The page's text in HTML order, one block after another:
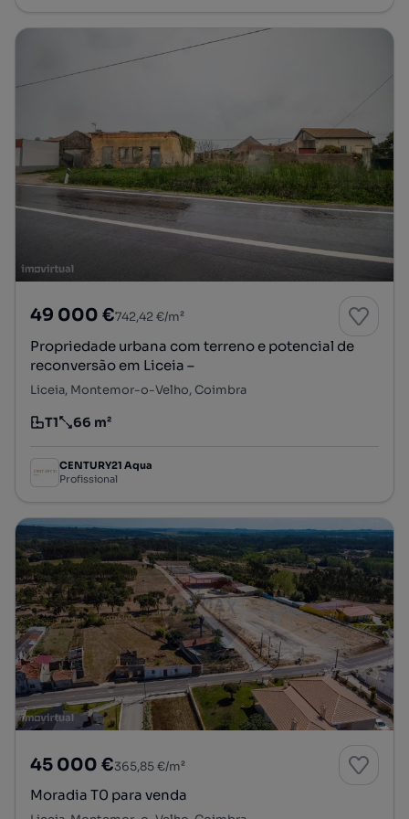
49 000 €742,42 €/m²
Propriedade urbana com terreno e potencial de
reconversão em Liceia –
Liceia, Montemor-o-Velho, Coimbra
Tipologia
T1
Preço por metro quadrado
66 m²
CENTURY21 Aqua
Profissional
45 000 €365,85 €/m²
Moradia T0 para venda